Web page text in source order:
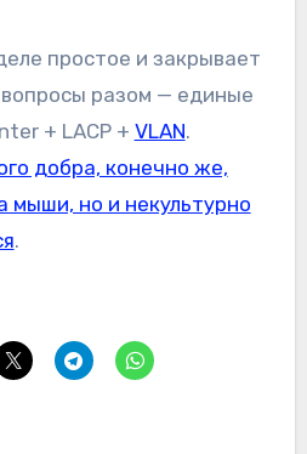
простое и закрывает
разом — единые
+ LACP + VLAN.
добра, конечно же,
мыши, но и некультурно
.